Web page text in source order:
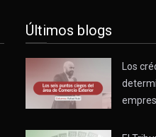
Últimos blogs
Los